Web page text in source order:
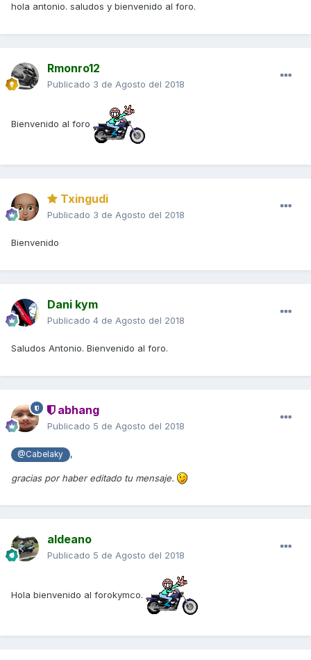
hola antonio. saludos y bienvenido al foro.
Rmonro12
Publicado 3 de Agosto del 2018
Bienvenido al foro
Txingudi
Publicado 3 de Agosto del 2018
Bienvenido
Dani kym
Publicado 4 de Agosto del 2018
Saludos Antonio. Bienvenido al foro.
abhang
Publicado 5 de Agosto del 2018
@Cabelaky ,
gracias por haber editado tu mensaje.
aldeano
Publicado 5 de Agosto del 2018
Hola bienvenido al forokymco.